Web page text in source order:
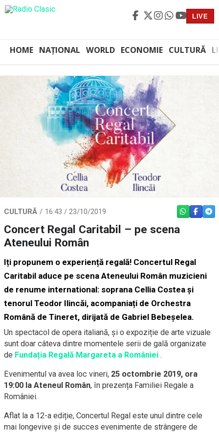
LIVE
HOME NAȚIONAL WORLD ECONOMIE CULTURĂ
CULTURĂ 16:43 / 23/10/2019 WHATSAPP
Concert Regal Caritabil – pe scena
Ateneului Român
Iți propunem o experiență regală! Concertul Regal
Caritabil aduce pe scena Ateneului Român muzicieni
de renume international: soprana Cellia Costea și
tenorul Teodor Ilincăi, acompaniați de Orchestra
Română de Tineret, dirijată de Gabriel Bebeșelea.
Un spectacol de opera italiană, și o expoziție de arte vizuale
sunt doar câteva dintre momentele serii de gală organizate
de Fundația Regală Margareta a României .
Evenimentul va avea loc vineri, 25 octombrie 2019, ora
19:00 la Ateneul Român, în prezența Familiei Regale a
României.
Aflat la a 12-a ediție, Concertul Regal este unul dintre cele
mai longevive și de succes evenimente de strângere de